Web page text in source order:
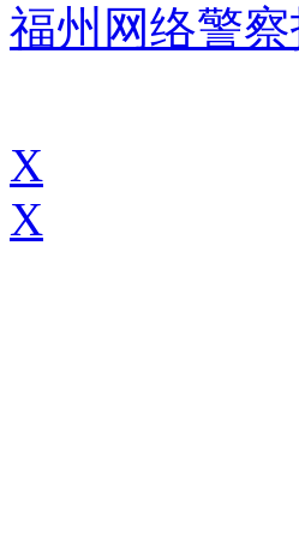
福州网络警
X
X